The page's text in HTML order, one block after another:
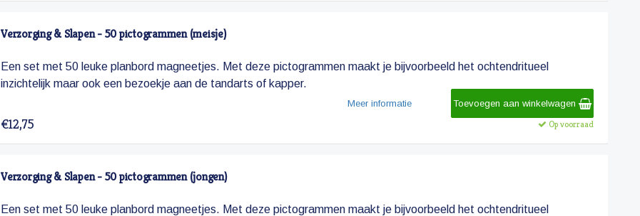
Verzorging & Slapen - 50 pictogrammen (meisje)
Een set met 50 leuke planbord magneetjes. Met deze pictogrammen maakt je bijvoorbeeld het ochtendritueel
inzichtelijk maar ook een bezoekje aan de tandarts of kapper.
€12,75 Op voorraad
Toevoegen aan winkelwagen
Meer informatie
Verzorging & Slapen - 50 pictogrammen (jongen)
Een set met 50 leuke planbord magneetjes. Met deze pictogrammen maakt je bijvoorbeeld het ochtendritueel